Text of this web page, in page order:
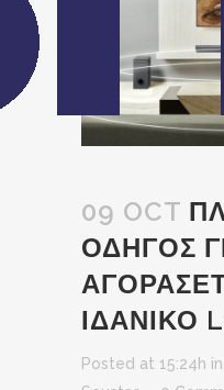
09 OCT
ΟΔΗΓΟΣ
ΙΔΑΝΙΚΟ
Posted at 15:24h in